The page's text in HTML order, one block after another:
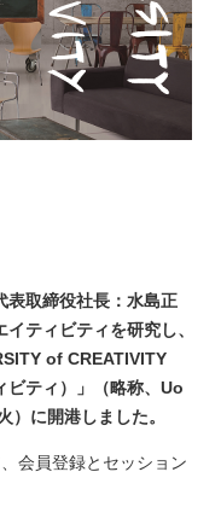
表取締役社長：水島正
ティビティを研究し、
of CREATIVITY
ビティ）」（略称、Uo
に開港しました。
会員登録とセッション